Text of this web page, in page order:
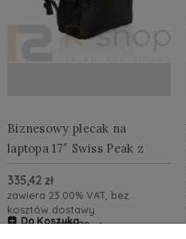
Biznesowy plecak na
laptopa 17″ Swiss Peak z
własnym logo
335,42 zł
zawiera 23.00% VAT, bez
kosztów dostawy
272,70 zł
Do Koszyka